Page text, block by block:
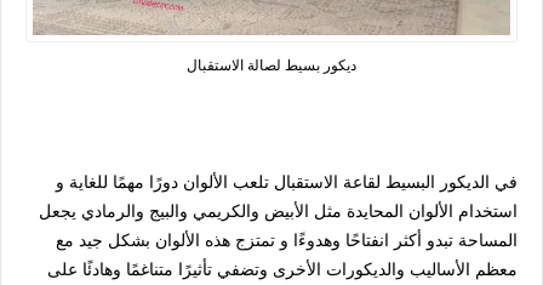
ديكور بسيط لصالة الاستقبال
في الديكور البسيط لقاعة الاستقبال تلعب الألوان دورًا مهمًا للغاية و
استخدام الألوان المحايدة مثل الأبيض والكريمي والبيج والرمادي يجعل
المساحة تبدو أكثر انفتاحًا وهدوءًا و تمتزج هذه الألوان بشكل جيد مع
معظم الأساليب والديكورات الأخرى وتضفي تأثيرًا متناغمًا وهادئًا على